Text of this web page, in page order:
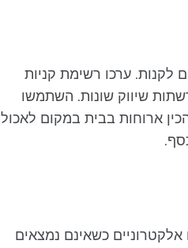
לקנות. ערכו רשימת קניות
שיווק שונות. השתמשו
ארוחות בבית במקום לאכול
כשאינם נמצאים